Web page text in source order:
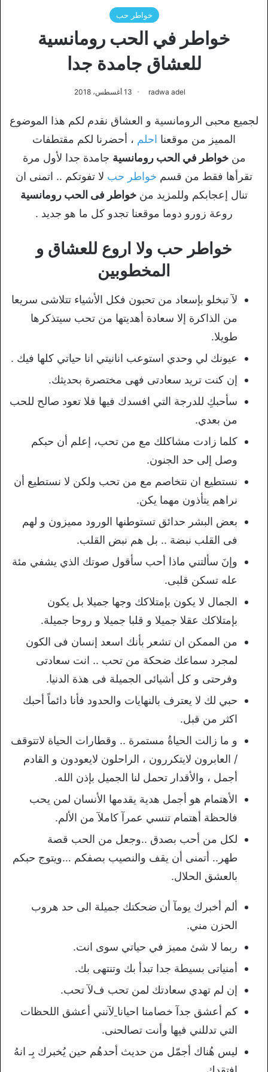
خواطر حب
خواطر في الحب رومانسية
للعشاق جامدة جدا
radwa adel 13 أغسطس، 2018
لجميع محبى الرومانسية و العشاق نقدم لكم هذا الموضوع
المميز من موقعنا احلم ، أحضرنا لكم مقتطفات
منخواطر في الحب رومانسية جامدة جدا لأول مرة
تقرأها فقط من قسم خواطر حب لا تفوتكم .. اتمنى ان
تنال إعجابكم وللمزيد من خواطر فى الحب رومانسية
روعة زورو دوما موقعنا تجدو كل ما هو جديد .
خواطر حب ولا اروع للعشاق و
المخطوبين
لآ تبخلو بإسعاد من تحبون فكل الأشياء تتلاشى سريعا
من الذاكرة إلا سعادة أهديتها من تحب سيتذكرها
طويلا.
عيونك لي وحدي استوعب انانيتي انا حياتي كلها فيك ‏‎.
إن كنت تريد سعادتى فهى مختصرة بحديثك.
سأحبكِ للدرجة التي افسدك فيها فلا تعود صالح للحب
من بعدي.
كلما زادت مشاكلك مع من تحب، إعلم أن حبكم
وصل إلى حد الجنون.
نستطيع ان نتخاصم مع من تحب ولكن لا نستطيع أن
نراهم يتأذون مهما يكن.
بعض البشر حدائق تستوطنها الورود مميزون و لهم
فى القلب نبضة .. بل هم نبض القلب.
وإنَ سألتني ماذا أحب سأقول صوتك الذي يشفي مئة
عله تسكن قلبى.
الجمال لا يكون بإمتلاكك وجها جميلا بل يكون
بإمتلاكك عقلا جميلا و قلبا جميلا و روحا جميلة.
من الممكن ان تشعر بأنك اسعد إنسان فى الكون
لمجرد سماعك ضحكة من تحب .. انت سعادتى
وفرحتى و كل أشيائى الجميلة فى هذة الدنيا.
حبي لك لا يعترف بالنهايات والحدود فأنا دائماً أحبك
اكثر من قبل.
و ما زالت الحياةُ مستمرة .. وقطارات الحياة لاتتوقف
/ العابرون لايتكررون ، الراحلون لايعودون و القادم
أجمل ، والأقدار تحمل لنا الجميل بإذن الله.
اﻷهتمام هو أجمل هدية يقدمها اﻷنسان لمن يحب
فالحظة أهتمام تنسي عمرآ كاملآ من الألم.
لكل من أحب بصدق ..وجعل من الحب قصة
طهر.. أتمنى أن يقف والنصيب بصفكم …ويتوج حبكم
بالعشق الحلال.
ألم أخبرك يومآ أن ضحكتك جميلة الى حد هروب
الحزن مني.
ربما ﻻ شئ مميز في حياتي سوى انت.
أمنياتى بسيطة جدا تبدأ بك وتنتهى بك.
إن لم تهدي سعادتك لمن تحب فﻵ تحب.
كم أعشق جدآ خصامنا احيانا ﻵنني أعشق اللحظات
التي تدللني فيها وأنت تصالحنى.
ليس هُناك أجمّل من حديث أحدهُم حين يُخبرك بِـ انهُ